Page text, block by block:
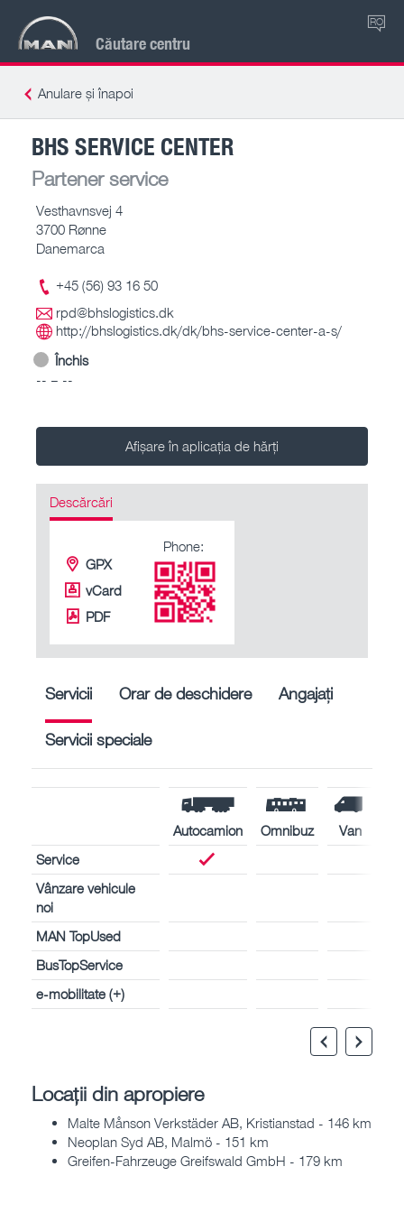
Căutare centru
RO
Anulare și înapoi
BHS SERVICE CENTER
Partener service
Vesthavnsvej 4
3700 Rønne
Danemarca
+45 (56) 93 16 50
rpd@bhslogistics.dk
http://bhslogistics.dk/dk/bhs-service-center-a-s/
Închis
-- – --
Afișare în aplicația de hărți
Descărcări
GPX
vCard
PDF
Phone:
Servicii Orar de deschidere Angajați
Servicii speciale
Autocamion Omnibuz
Van
Service
Vânzare vehicule
noi
MAN TopUsed
BusTopService
e-mobilitate (+)
Locații din apropiere
Malte Månson Verkstäder AB, Kristianstad - 146 km
Neoplan Syd AB, Malmö - 151 km
Greifen-Fahrzeuge Greifswald GmbH - 179 km